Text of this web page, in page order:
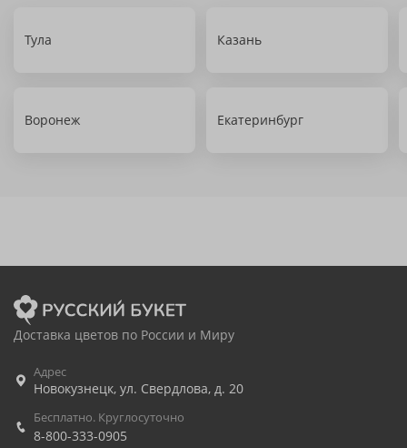
Тула Казань
Воронеж Екатеринбург
Доставка цветов по России и Миру
Адрес
Новокузнецк, ул. Свердлова, д. 20
Бесплатно. Круглосуточно
8-800-333-0905